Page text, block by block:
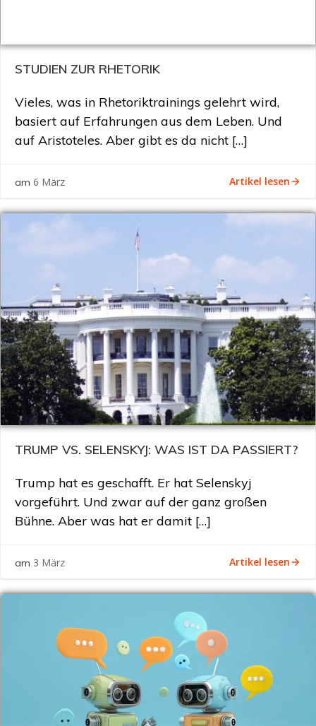
STUDIEN ZUR RHETORIK
Vieles, was in Rhetoriktrainings gelehrt wird,
basiert auf Erfahrungen aus dem Leben. Und
auf Aristoteles. Aber gibt es da nicht […]
am 6 März Artikel lesen
TRUMP VS. SELENSKYJ: WAS IST DA PASSIERT?
Trump hat es geschafft. Er hat Selenskyj
vorgeführt. Und zwar auf der ganz großen
Bühne. Aber was hat er damit […]
am 3 März Artikel lesen